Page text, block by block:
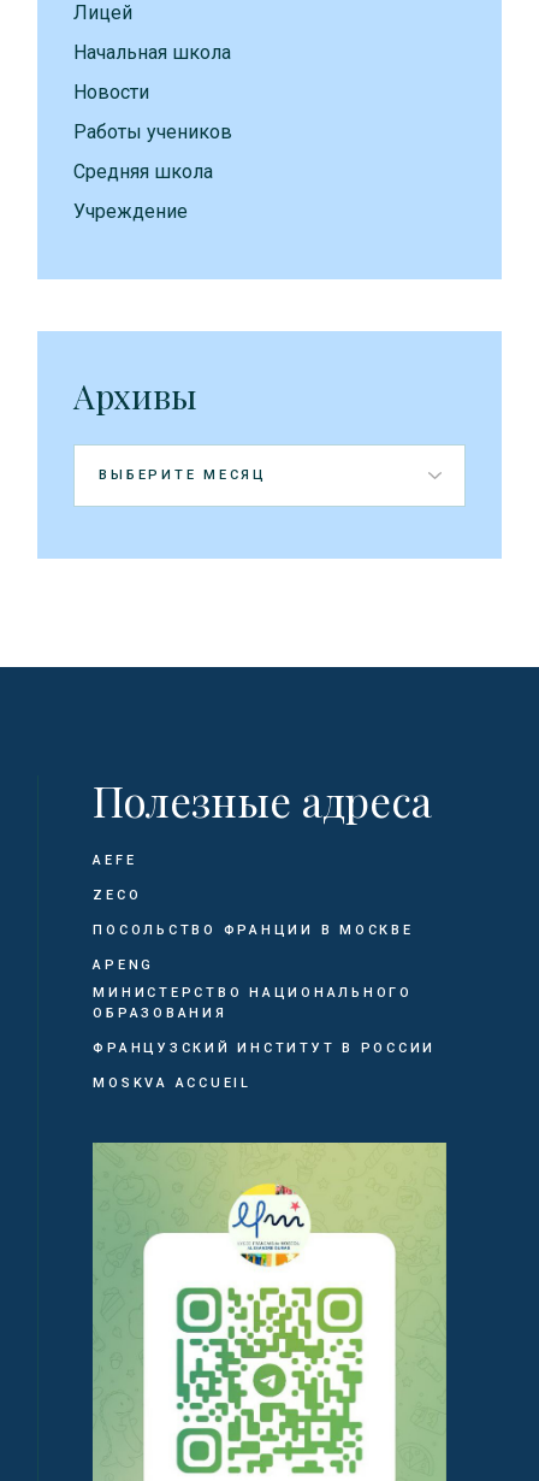
Лицей
Начальная школа
Новости
Работы учеников
Средняя школа
Учреждение
Архивы
Архивы
Полезные адреса
AEFE
ZECO
ПОСОЛЬСТВО ФРАНЦИИ В МОСКВЕ
APENG
МИНИСТЕРСТВО НАЦИОНАЛЬНОГО
ОБРАЗОВАНИЯ
ФРАНЦУЗСКИЙ ИНСТИТУТ В РОССИИ
MOSKVA ACCUEIL